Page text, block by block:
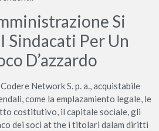
Si
Sindacati Per Un
D’azzardo
Network S. p. a., acquistabile
come la emplazamiento legale, le
costitutivo, il capitale sociale, gli
dei soci at the i titolari dalam diritti